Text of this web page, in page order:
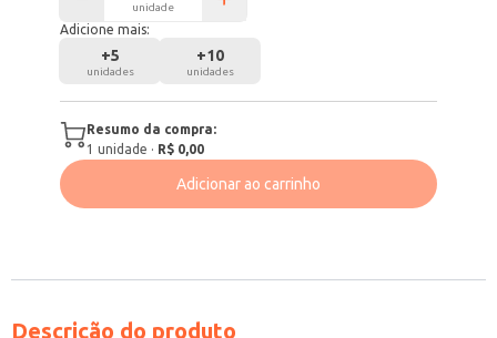
unidade
Adicione mais:
+5
unidades
+10
unidades
Resumo da compra:
1 unidade · R$ 0,00
Adicionar ao carrinho
Descrição do produto